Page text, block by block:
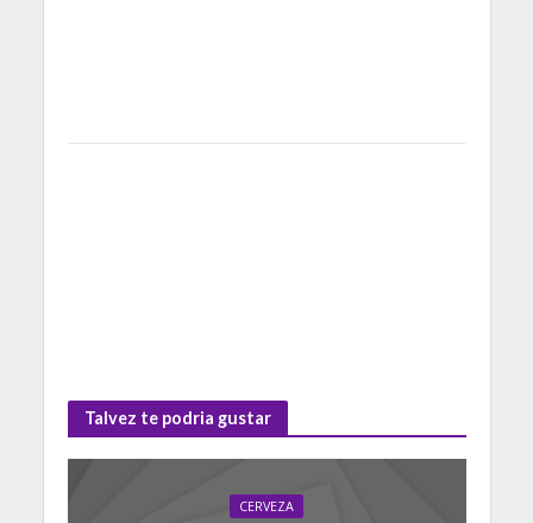
Talvez te podria gustar
CERVEZA